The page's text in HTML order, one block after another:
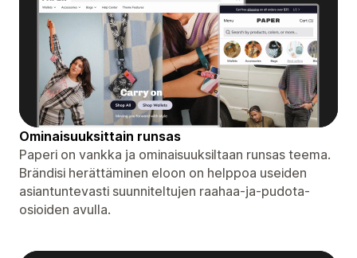
Ominaisuuksittain runsas
Paperi on vankka ja ominaisuuksiltaan runsas teema.
Brändisi herättäminen eloon on helppoa useiden
asiantuntevasti suunniteltujen raahaa-ja-pudota-
osioiden avulla.